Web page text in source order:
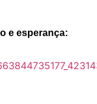
e esperança: